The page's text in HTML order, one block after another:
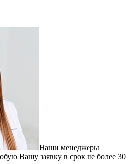
Наши менеджеры
Вашу заявку в срок не более 30